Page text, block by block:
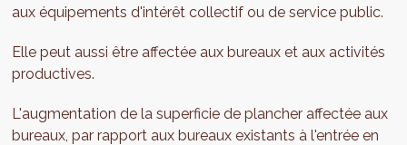
aux équipements d'intérêt collectif ou de service public.
Elle peut aussi être affectée aux bureaux et aux activités
productives.
L'augmentation de la superficie de plancher affectée aux
bureaux, par rapport aux bureaux existants à l'entrée en